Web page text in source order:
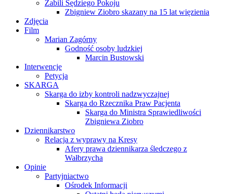
Zabili Sędziego Pokoju
Zbigniew Ziobro skazany na 15 lat więzienia
Zdjęcia
Film
Marian Zagórny
Godność osoby ludzkiej
Marcin Bustowski
Interwencje
Petycja
SKARGA
Skarga do izby kontroli nadzwyczajnej
Skarga do Rzecznika Praw Pacjenta
Skarga do Ministra Sprawiedliwości
Zbigniewa Ziobro
Dziennikarstwo
Relacja z wyprawy na Kresy
Afery prawa dziennikarza śledczego z
Wałbrzycha
Opinie
Partyjniactwo
Ośrodek Informacji